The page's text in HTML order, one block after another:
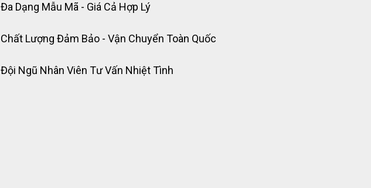
Đa Dạng Mẫu Mã - Giá Cả Hợp Lý
Chất Lượng Đảm Bảo - Vận Chuyển Toàn Quốc
Đội Ngũ Nhân Viên Tư Vấn Nhiệt Tình